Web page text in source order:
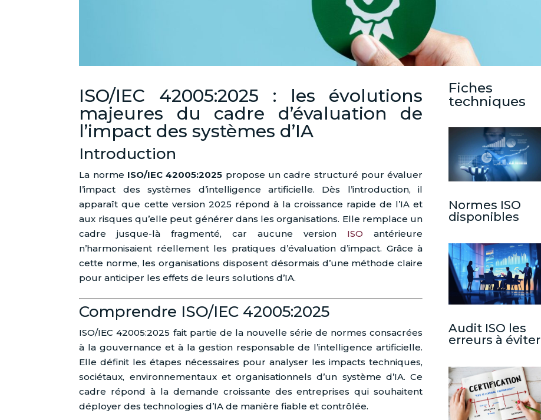
ISO/IEC 42005:2025 : les évolutions
majeures du cadre d’évaluation de
l’impact des systèmes d’IA
Introduction
La norme ISO/IEC 42005:2025 propose un cadre structuré pour évaluer
l’impact des systèmes d’intelligence artificielle. Dès l’introduction, il
apparaît que cette version 2025 répond à la croissance rapide de l’IA et
aux risques qu’elle peut générer dans les organisations. Elle remplace un
cadre jusque-là fragmenté, car aucune version ISO antérieure
n’harmonisaient réellement les pratiques d’évaluation d’impact. Grâce à
cette norme, les organisations disposent désormais d’une méthode claire
pour anticiper les effets de leurs solutions d’IA.
Comprendre ISO/IEC 42005:2025
ISO/IEC 42005:2025 fait partie de la nouvelle série de normes consacrées
à la gouvernance et à la gestion responsable de l’intelligence artificielle.
Elle définit les étapes nécessaires pour analyser les impacts techniques,
sociétaux, environnementaux et organisationnels d’un système d’IA. Ce
cadre répond à la demande croissante des entreprises qui souhaitent
déployer des technologies d’IA de manière fiable et contrôlée.
Fiches
techniques
Normes ISO
disponibles
Audit ISO les
erreurs à éviter